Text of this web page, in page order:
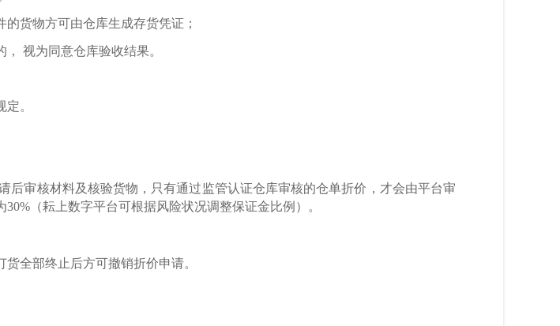
货物方可由仓库生成存货凭证；
视为同意仓库验收结果。
。
后审核材料及核验货物，只有通过监管认证仓库审核的仓单折价，才会由平台审
30% （耘上数字平台可根据风险状况调整保证金比例）。
全部终止后方可撤销折价申请。